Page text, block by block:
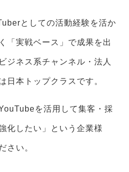
としての活動経験を活か
「実戦ベース」で成果を出
ジネス系チャンネル・法人
日本トップクラスです。
を活用して集客・採
化したい」という企業様
さい。